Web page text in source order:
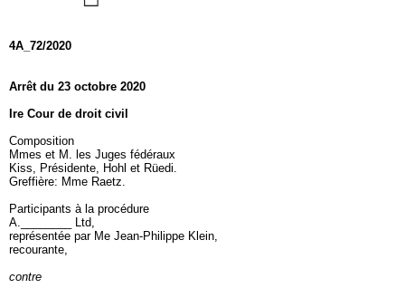
4A_72/2020
Arrêt du 23 octobre 2020
Ire Cour de droit civil
Composition
Mmes et M. les Juges fédéraux
Kiss, Présidente, Hohl et Rüedi.
Greffière: Mme Raetz.
Participants à la procédure
A.________ Ltd,
représentée par Me Jean-Philippe Klein,
recourante,
contre